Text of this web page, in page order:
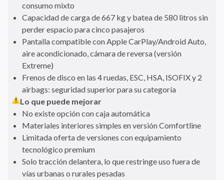
consumo mixto
Capacidad de carga de 667 kg y batea de 580 litros sin
perder espacio para cinco pasajeros
Pantalla compatible con Apple CarPlay/Android Auto,
aire acondicionado, cámara de reversa (versión
Extreme)
Frenos de disco en las 4 ruedas, ESC, HSA, ISOFIX y 2
airbags: seguridad superior para su categoría
Lo que puede mejorar
No existe opción con caja automática
Materiales interiores simples en versión Comfortline
Limitada oferta de versiones con equipamiento
tecnológico premium
Solo tracción delantera, lo que restringe uso fuera de
vías urbanas o rurales pesadas